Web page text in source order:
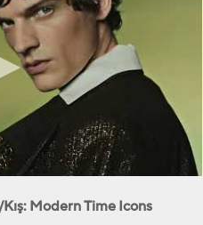
Modern Time Icons